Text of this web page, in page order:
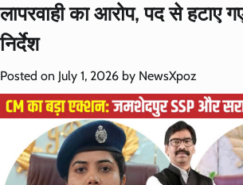
लापरवाही का आरोप, पद से हटाए
निर्देश
Posted on July 1, 2026 by NewsXpoz